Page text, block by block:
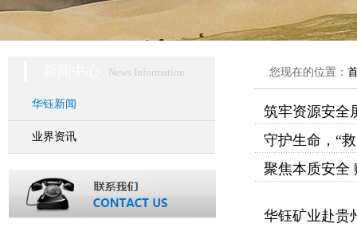
News Information
华钰新闻
业界资讯
您现在的位置：
筑牢资源安全
守护生命，“
聚焦本质安全
华钰矿业赴贵